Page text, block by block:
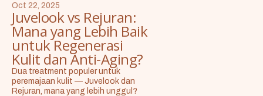
Oct 22, 2025
Juvelook vs Rejuran:
Mana yang Lebih Baik
untuk Regenerasi
Kulit dan Anti-Aging?
Dua treatment populer untuk
peremajaan kulit — Juvelook dan
Rejuran, mana yang lebih unggul?